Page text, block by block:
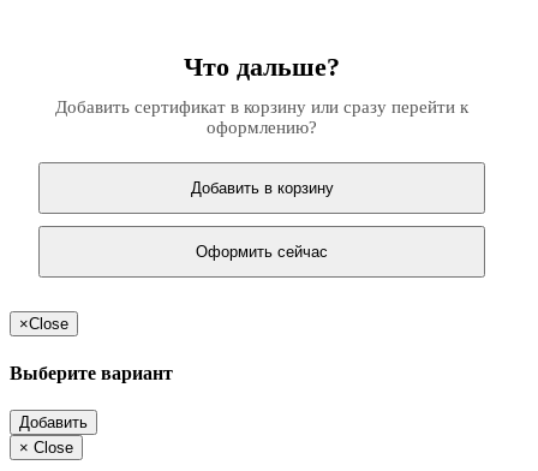
Что дальше?
Добавить сертификат в корзину или сразу перейти к
оформлению?
Добавить в корзину
Оформить сейчас
×Close
Выберите вариант
Добавить
× Close